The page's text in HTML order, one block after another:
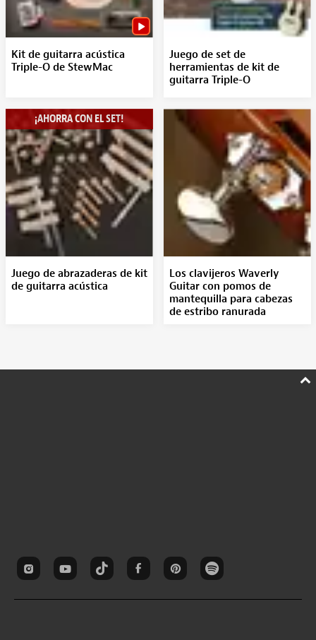
Kit de guitarra acústica
Triple-O de StewMac
Juego de set de
herramientas de kit de
guitarra Triple-O
¡AHORRA CON EL SET!
Juego de abrazaderas de kit
de guitarra acústica
Los clavijeros Waverly
Guitar con pomos de
mantequilla para cabezas
de estribo ranurada